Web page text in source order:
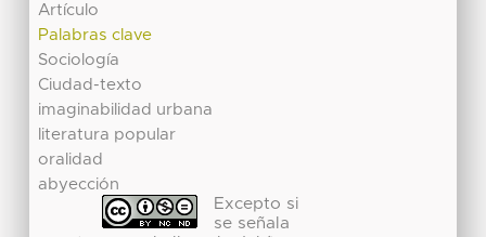
Artículo
Palabras clave
Sociología
Ciudad-texto
imaginabilidad urbana
literatura popular
oralidad
abyección
Excepto si
se señala